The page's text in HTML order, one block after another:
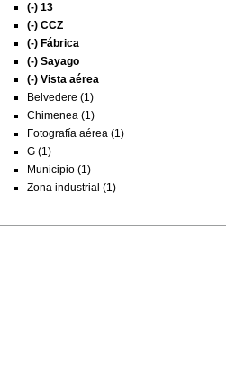
(-) 13
(-) CCZ
(-) Fábrica
(-) Sayago
(-) Vista aérea
Belvedere (1)
Chimenea (1)
Fotografía aérea (1)
G (1)
Municipio (1)
Zona industrial (1)